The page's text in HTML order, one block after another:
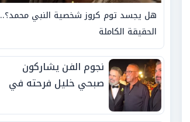
هل يجسد توم كروز شخصية النبي محمد؟..
الحقيقة الكاملة
نجوم الفن يشاركون
صبحي خليل فرحته في